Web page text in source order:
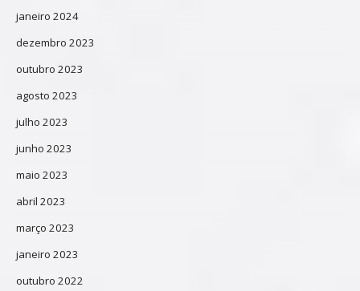
janeiro 2024
dezembro 2023
outubro 2023
agosto 2023
julho 2023
junho 2023
maio 2023
abril 2023
março 2023
janeiro 2023
outubro 2022